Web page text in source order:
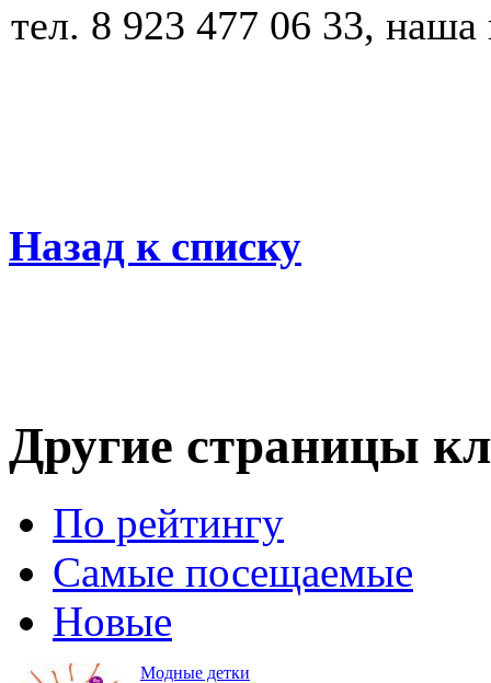
тел. 8 923 477 06 33,
Назад к списку
Другие страницы
По рейтингу
Самые посещаемые
Новые
Модные детки